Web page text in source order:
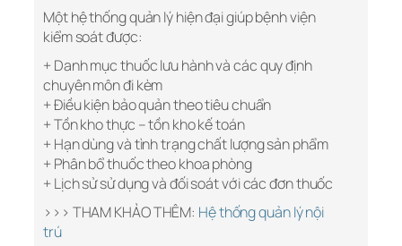
Một hệ thống quản lý hiện đại giúp bệnh viện
kiểm soát được:
+ Danh mục thuốc lưu hành và các quy định
chuyên môn đi kèm
+ Điều kiện bảo quản theo tiêu chuẩn
+ Tồn kho thực – tồn kho kế toán
+ Hạn dùng và tình trạng chất lượng sản phẩm
+ Phân bổ thuốc theo khoa phòng
+ Lịch sử sử dụng và đối soát với các đơn thuốc
>>> THAM KHẢO THÊM: Hệ thống quản lý nội
trú